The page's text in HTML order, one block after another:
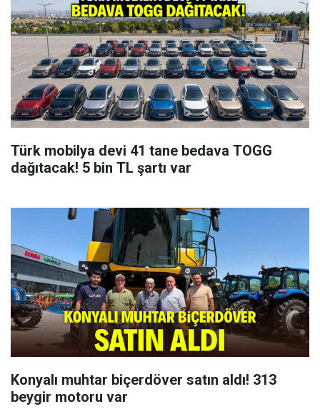
Türk mobilya devi 41 tane bedava TOGG
dağıtacak! 5 bin TL şartı var
Konyalı muhtar biçerdöver satın aldı! 313
beygir motoru var